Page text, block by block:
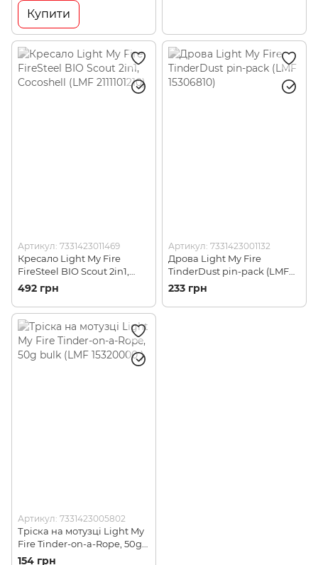
Купити
Артикул: 7331423011469
Кресало Light My Fire
FireSteel BIO Scout 2in1,
Cocoshell (LMF 2111101210)
492 грн
Артикул: 7331423001132
Дрова Light My Fire
TinderDust pin-pack (LMF
15306810)
233 грн
Артикул: 7331423005802
Тріска на мотузці Light My
Fire Tinder-on-a-Rope, 50g
bulk (LMF 15320000 )
154 грн